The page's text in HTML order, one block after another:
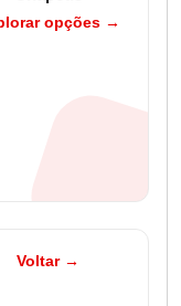
opções →
Voltar →